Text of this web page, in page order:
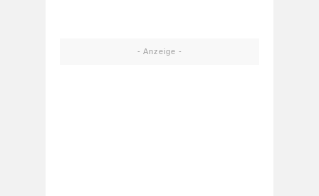
- Anzeige -